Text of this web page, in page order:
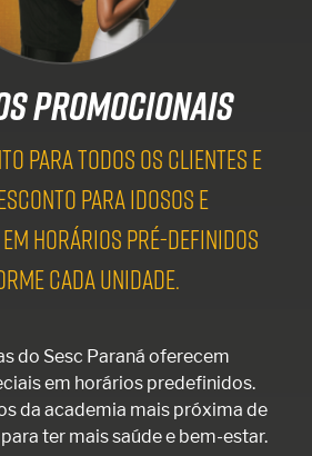
PROMOCIONAIS
PARA TODOS OS CLIENTES E
PARA IDOSOS E
HORÁRIOS PRÉ-DEFINIDOS
CADA UNIDADE.
do Sesc Paraná oferecem
em horários predefinidos.
da academia mais próxima de
ter mais saúde e bem-estar.